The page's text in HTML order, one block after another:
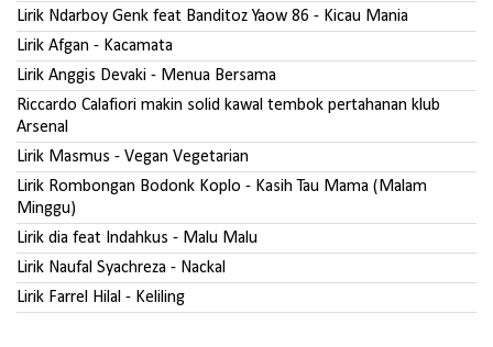
Lirik Ndarboy Genk feat Banditoz Yaow 86 - Kicau Mania
Lirik Afgan - Kacamata
Lirik Anggis Devaki - Menua Bersama
Riccardo Calafiori makin solid kawal tembok pertahanan klub
Arsenal
Lirik Masmus - Vegan Vegetarian
Lirik Rombongan Bodonk Koplo - Kasih Tau Mama (Malam
Minggu)
Lirik dia feat Indahkus - Malu Malu
Lirik Naufal Syachreza - Nackal
Lirik Farrel Hilal - Keliling